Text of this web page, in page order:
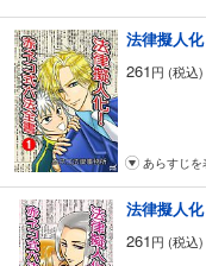
第92話 法律の廃止と経過措
第93話 債権法改正論議
第94話 改正前刑法
第95話 戦前刑法の人権意識
第96話 商法改正の歴史
第97話 硬性憲法
第98話 実質的最高法規性
第99話 憲法の人権規定
第100話 補足
あとがき兼おまけ
法律擬人
261円 (税込)
あらすじを
法律擬人
261円 (税込)